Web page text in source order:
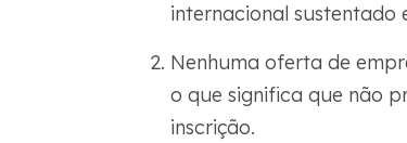
internacional sustentado
Nenhuma oferta de
o que significa que não
inscrição.